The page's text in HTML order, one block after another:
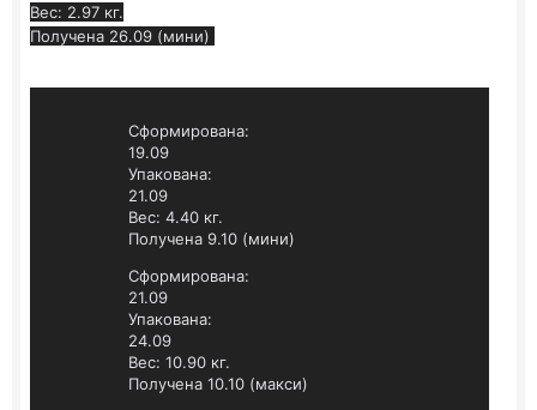
Вес: 2.97 кг.
Получена 26.09 (мини)
Сформирована:
19.09
Упакована:
21.09
Вес: 4.40 кг.
Получена 9.10 (мини)
Сформирована:
21.09
Упакована:
24.09
Вес: 10.90 кг.
Получена 10.10 (макси)